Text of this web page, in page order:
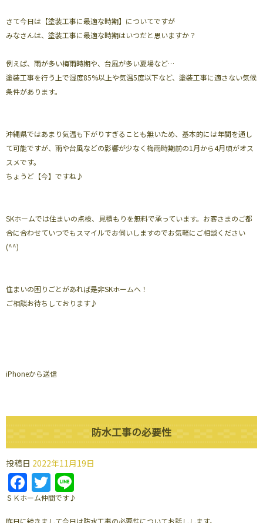
さて今日は【塗装工事に最適な時期】についてですが
みなさんは、塗装工事に最適な時期はいつだと思いますか？
例えば、雨が多い梅雨時期や、台風が多い夏場など…
塗装工事を行う上で湿度85%以上や気温5度以下など、塗装工事に適さない気候
条件があります。
沖縄県ではあまり気温も下がりすぎることも無いため、基本的には年間を通し
て可能ですが、雨や台風などの影響が少なく梅雨時期前の1月から4月頃がオス
スメです。
ちょうど【今】ですね♪
SKホームでは住まいの点検、見積もりを無料で承っています。お客さまのご都
合に合わせていつでもスマイルでお伺いしますのでお気軽にご相談ください
(^^)
住まいの困りごとがあれば是非SKホームへ！
ご相談お待ちしております♪
iPhoneから送信
防水工事の必要性
投稿日 2022年11月19日
Facebook
Twitter
ＳＫホーム仲間です♪
昨日に続きまして今日は防水工事の必要性についてお話しします。